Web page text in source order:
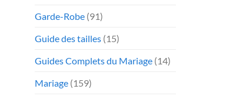
Garde-Robe (91)
Guide des tailles (15)
Guides Complets du Mariage (14)
Mariage (159)